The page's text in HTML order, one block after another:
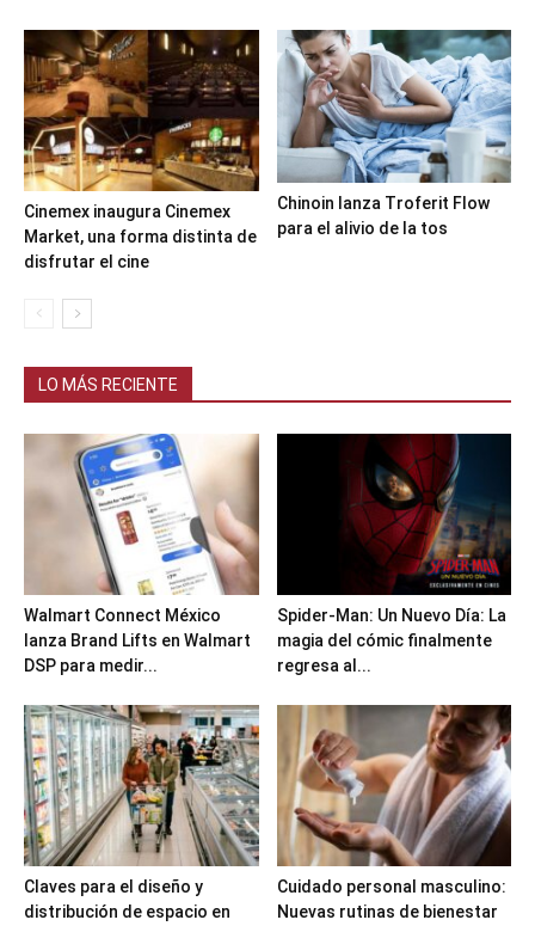
Cinemex inaugura Cinemex
Market, una forma distinta de
disfrutar el cine
Chinoin lanza Troferit Flow
para el alivio de la tos
LO MÁS RECIENTE
Walmart Connect México
lanza Brand Lifts en Walmart
DSP para medir...
Spider-Man: Un Nuevo Día: La
magia del cómic finalmente
regresa al...
Claves para el diseño y
distribución de espacio en
Cuidado personal masculino:
Nuevas rutinas de bienestar